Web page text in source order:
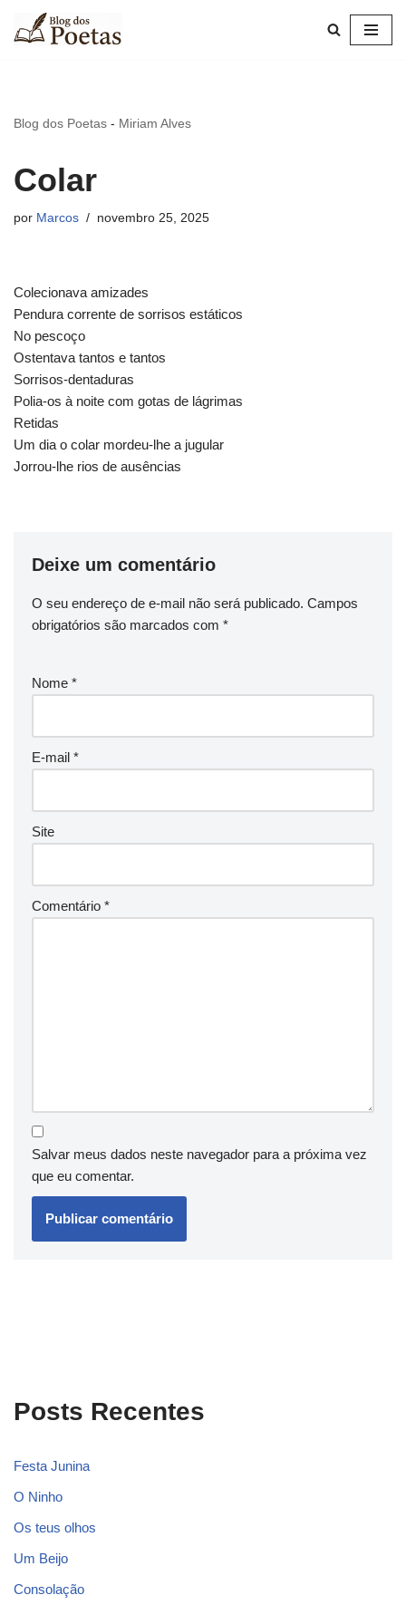
Pular
Blog dos Poetas - Miriam Alves
Colar
por Marcos novembro 25, 2025
Colecionava amizades
Pendura corrente de sorrisos estáticos
No pescoço
Ostentava tantos e tantos
Sorrisos-dentaduras
Polia-os à noite com gotas de lágrimas
Retidas
Um dia o colar mordeu-lhe a jugular
Jorrou-lhe rios de ausências
Deixe um comentário
O seu endereço de e-mail não será publicado. Campos
obrigatórios são marcados com *
Nome *
E-mail *
Site
Comentário *
Salvar meus dados neste navegador para a próxima vez
que eu comentar.
Posts Recentes
Festa Junina
O Ninho
Os teus olhos
Um Beijo
Consolação